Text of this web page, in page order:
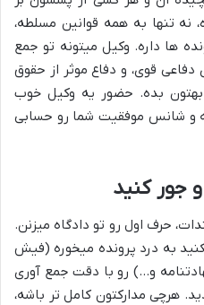
نه تنها به همه قوانین مسلطه،
ها داره. وکیل میتونه تو جمع
قوی، و دفاع موثر از حقوق
بهتون بده. حضور یه وکیل خوب
و شانس موفقیت شما رو حسابی
جور کنید
حرف اول رو تو دادگاه میزنن.
به درد پرونده میخوره (فیش
و…) رو با دقت جمع آوری
هرچی مدارکتون کامل تر باشه،